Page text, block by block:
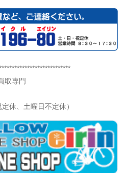
取専門
休、土曜日不定休）